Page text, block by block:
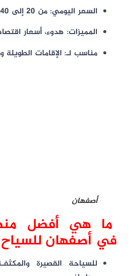
السعر اليومي:من 20 إلى 40 دولارًا
المميزات:هدوء، أسعار
مناسب لـ:الإقامات الطويلة
أصفهان
ما هي أفضل
في أصفهان للسياح
للسياحة القصيرة والمكثفـة: